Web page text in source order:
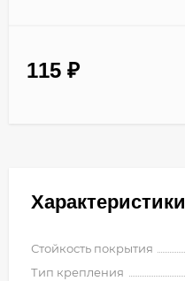
115 ₽
Характеристики
Стойкость покрытия
Тип крепления